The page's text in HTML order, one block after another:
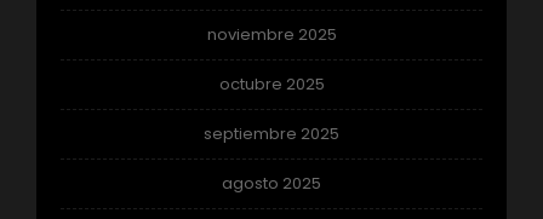
noviembre 2025
octubre 2025
septiembre 2025
agosto 2025